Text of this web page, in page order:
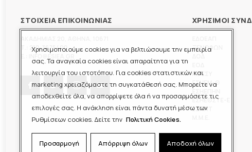
Χρησιμοποιούμε cookies για να βελτιώσουμε την εμπειρία
σας. Τα αναγκαία cookies είναι απαραίτητα για τη
λειτουργία του ιστοτόπου. Για cookies στατιστικών και
marketing χρειαζόμαστε τη συγκατάθεσή σας. Μπορείτε να
αποδεχθείτε όλα, να απορρίψετε όλα ή να προσαρμόσετε τις
επιλογές σας. Η ανάκληση είναι πάντα δυνατή μέσω των
Ρυθμίσεων cookies. Δείτε την Πολιτική Cookies.
Προσαρμογή Απόρριψη όλων Αποδοχή όλων
ΣΤΟΙΧΕΙΑ ΕΠΙΚΟΙΝΩΝΙΑΣ
210-3675400
ΧΡΗΣΙΜΟΙ
ΞΕΝΟΦΩΝ
ΠΟΕΣΥ
ΕΣΗΕΜ-Θ
ΕΣΗΕΘΣΤΕ-Ε
ΕΣΠΗΤ